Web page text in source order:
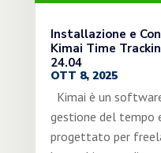
Installazione e
Kimai Time
24.04
OTT 8, 2025
Kimai è un
gestione del tempo
progettato per